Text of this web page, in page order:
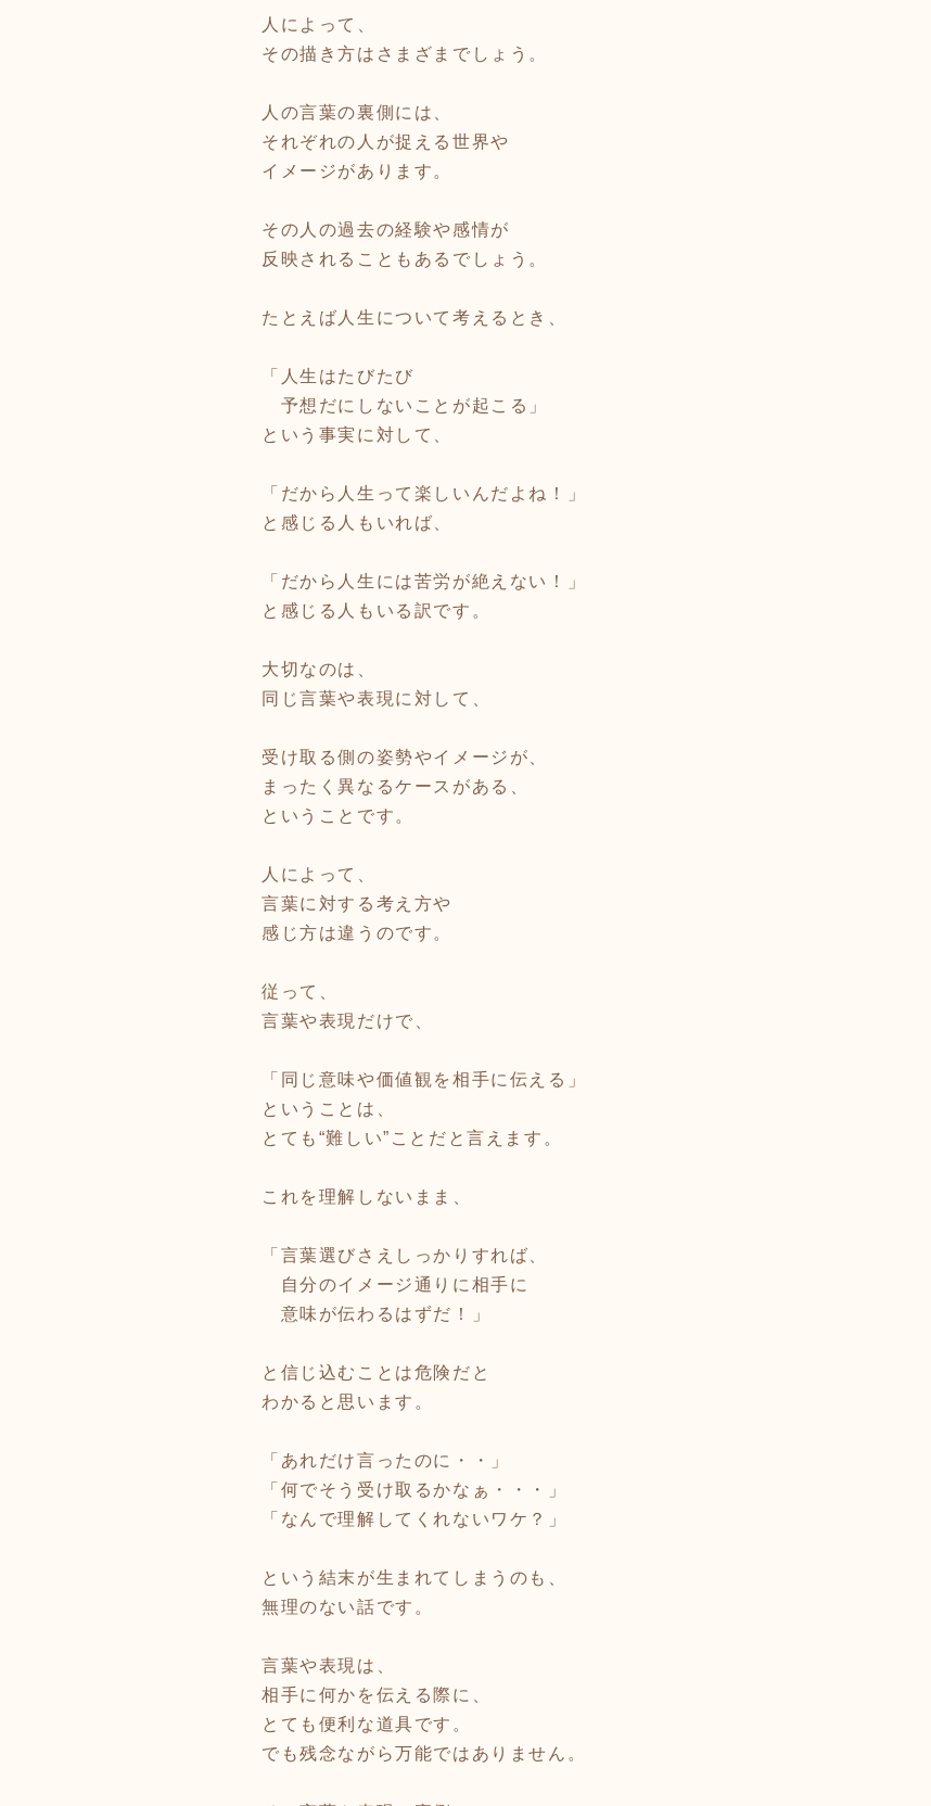
人によって、
その描き方はさまざまでしょう。
人の言葉の裏側には、
それぞれの人が捉える世界や
イメージがあります。
その人の過去の経験や感情が
反映されることもあるでしょう。
たとえば人生について考えるとき、
「人生はたびたび
予想だにしないことが起こる」
という事実に対して、
「だから人生って楽しいんだよね！」
と感じる人もいれば、
「だから人生には苦労が絶えない！」
と感じる人もいる訳です。
大切なのは、
同じ言葉や表現に対して、
受け取る側の姿勢やイメージが、
まったく異なるケースがある、
ということです。
人によって、
言葉に対する考え方や
感じ方は違うのです。
従って、
言葉や表現だけで、
「同じ意味や価値観を相手に伝える」
ということは、
とても“難しい”ことだと言えます。
これを理解しないまま、
「言葉選びさえしっかりすれば、
自分のイメージ通りに相手に
意味が伝わるはずだ！」
と信じ込むことは危険だと
わかると思います。
「あれだけ言ったのに・・」
「何でそう受け取るかなぁ・・・」
「なんで理解してくれないワケ？」
という結末が生まれてしまうのも、
無理のない話です。
言葉や表現は、
相手に何かを伝える際に、
とても便利な道具です。
でも残念ながら万能ではありません。